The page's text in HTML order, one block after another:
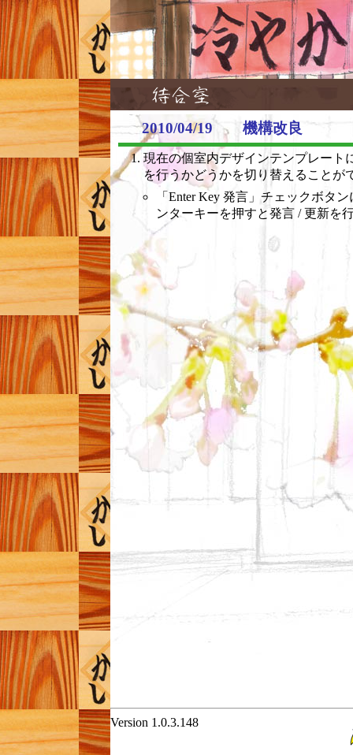
2010/04/19 機構改良
現在の個室内デザインテンプレート
を行うかどうかを切り替えることが
「Enter Key 発言」チェックボタ
ンターキーを押すと発言 / 更新を
Version 1.0.3.148